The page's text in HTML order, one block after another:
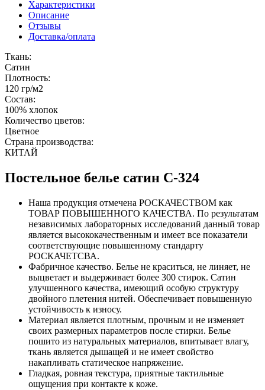
Характеристики
Описание
Отзывы
Доставка/оплата
Ткань:
Сатин
Плотность:
120 гр/м2
Состав:
100% хлопок
Количество цветов:
Цветное
Страна производства:
КИТАЙ
Постельное белье сатин С-324
Наша продукция отмечена РОСКАЧЕСТВОМ как
ТОВАР ПОВЫШЕННОГО КАЧЕСТВА. По результатам
независимых лабораторных исследований данный товар
является высококачественным и имеет все показатели
соответствующие повышенному стандарту
РОСКАЧЕТСВА.
Фабричное качество. Белье не краситься, не линяет, не
выцветает и выдерживает более 300 стирок. Сатин
улучшенного качества, имеющий особую структуру
двойного плетения нитей. Обеспечивает повышенную
устойчивость к износу.
Материал является плотным, прочным и не изменяет
своих размерных параметров после стирки. Белье
пошито из натуральных материалов, впитывает влагу,
ткань является дышащей и не имеет свойство
накапливать статическое напряжение.
Гладкая, ровная текстура, приятные тактильные
ощущения при контакте к коже.